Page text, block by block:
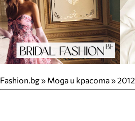
Fashion.bg» Мода и красота»2012